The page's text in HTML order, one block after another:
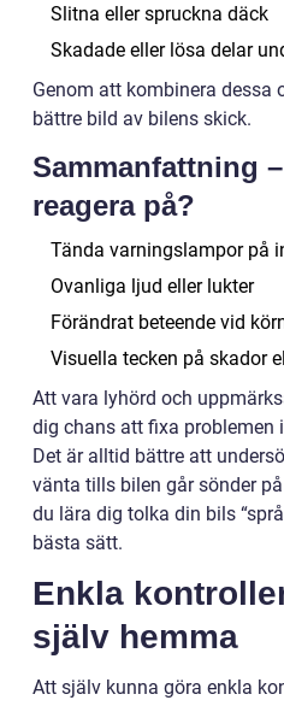
Slitna eller spruckna däck
Skadade eller lösa delar
Genom att kombinera dessa
bättre bild av bilens skick.
Sammanfattning
reagera på?
Tända varningslampor på
Ovanliga ljud eller lukter
Förändrat beteende vid
Visuella tecken på skador
Att vara lyhörd och
dig chans att fixa problemen
Det är alltid bättre att
vänta tills bilen går sönder
du lära dig tolka din bils
bästa sätt.
Enkla
själv hemma
Att själv kunna göra enkla